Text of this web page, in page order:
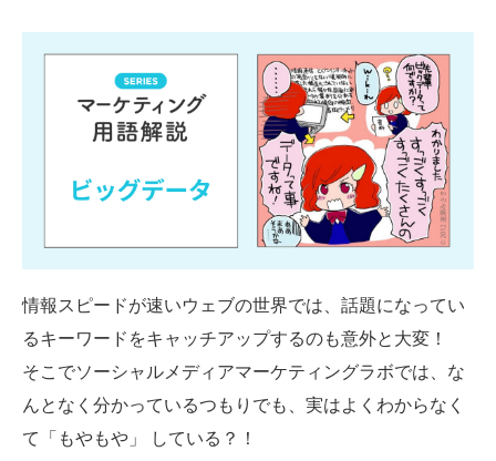
サービス資料
SMMLabについて
情報スピードが速いウェブの世界では、話題になってい
るキーワードをキャッチアップするのも意外と大変！
そこでソーシャルメディアマーケティングラボでは、な
んとなく分かっているつもりでも、実はよくわからなく
て「もやもや」 している？！